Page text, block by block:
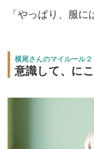
「やっぱり、服に
横尾さんのマイルール２
意識して、に